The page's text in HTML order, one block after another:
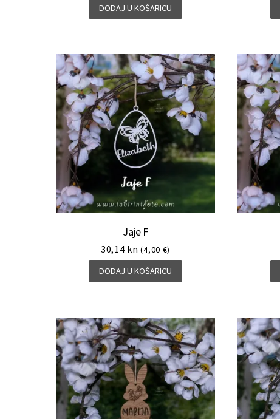
DODAJ U KOŠARICU
Jaje F
30,14 kn (4,00 €)
DODAJ U KOŠARICU